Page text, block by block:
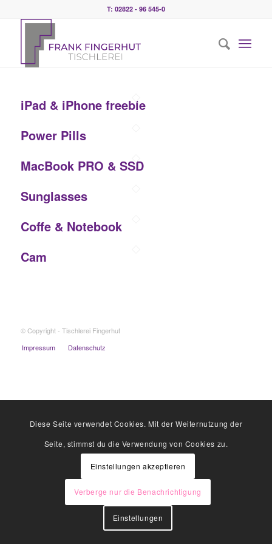
T: 02822 - 96 545-0
iPad & iPhone freebie
Power Pills
MacBook PRO & SSD
Sunglasses
Coffe & Notebook
Cam
© Copyright - Tischlerei Fingerhut
Impressum
Datenschutz
Diese Seite verwendet Cookies. Mit der Weiternutzung der
Seite, stimmst du die Verwendung von Cookies zu.
Einstellungen akzeptieren
Verberge nur die Benachrichtigung
Einstellungen